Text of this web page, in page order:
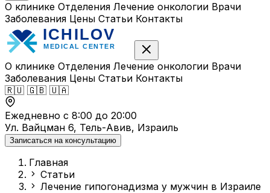
О клинике Отделения Лечение онкологии Врачи
Заболевания Цены Статьи Контакты
О клинике Отделения Лечение онкологии Врачи
Заболевания Цены Статьи Контакты
🇷🇺 🇬🇧 🇺🇦
Ежедневно с 8:00 до 20:00
Ул. Вайцман 6, Тель-Авив, Израиль
Записаться на консультацию
Главная
Статьи
Лечение гипогонадизма у мужчин в Израиле